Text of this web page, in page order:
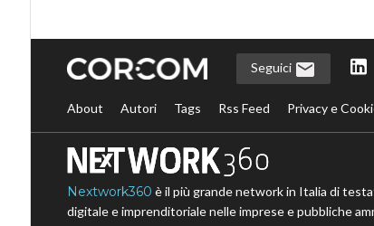
Seguici
About Autori Tags Rss Feed Privacy e
Nextwork360 è il più grande network in Italia di
digitale e imprenditoriale nelle imprese e pubbliche